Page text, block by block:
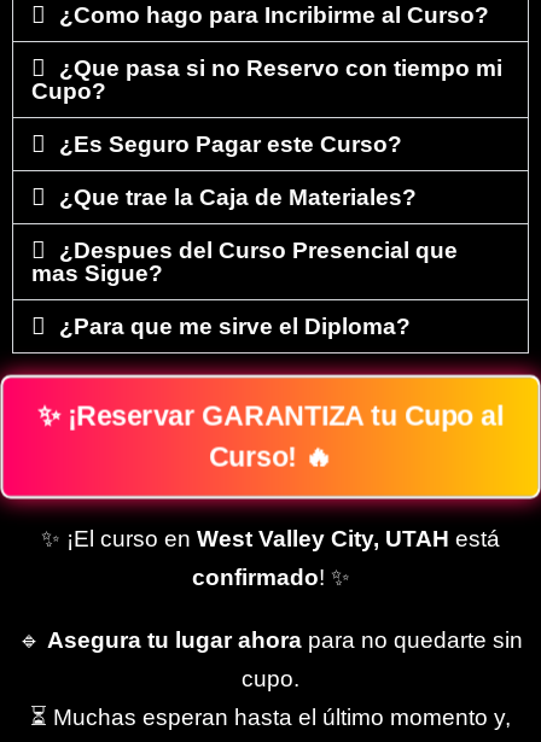
¿Como hago para Incribirme al Curso?
¿Que pasa si no Reservo con tiempo mi
Cupo?
¿Es Seguro Pagar este Curso?
¿Que trae la Caja de Materiales?
¿Despues del Curso Presencial que
mas Sigue?
¿Para que me sirve el Diploma?
✨ ¡Reservar GARANTIZA tu Cupo al
Curso! 🔥
✨ ¡El curso en West Valley City, UTAH está
confirmado! ✨
🔹 Asegura tu lugar ahora para no quedarte sin
cupo.
⏳ Muchas esperan hasta el último momento y,